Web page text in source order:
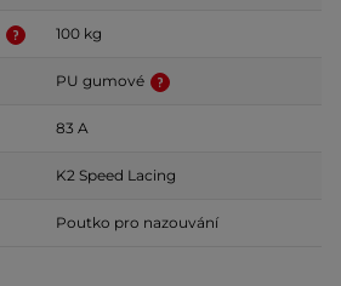
100 kg
PU gumové
83 A
K2 Speed Lacing
Poutko pro nazouvání